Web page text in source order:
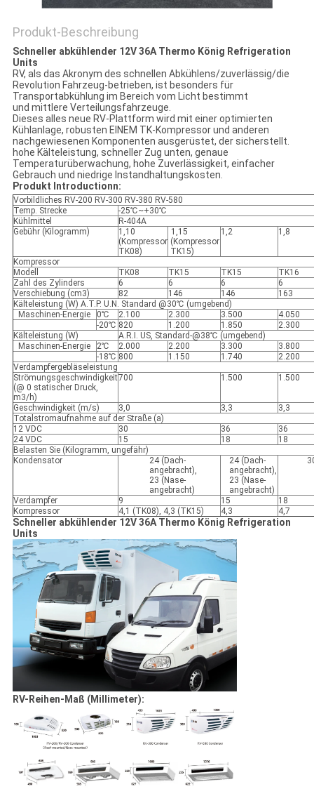
Produkt-Beschreibung
Schneller abkühlender 12V 36A Thermo König Refrigeration
Units
RV, als das Akronym des schnellen Abkühlens/zuverlässig/die
Revolution Fahrzeug-betrieben, ist besonders für
Transportabkühlung im Bereich vom Licht bestimmt
und mittlere Verteilungsfahrzeuge.
Dieses alles neue RV-Plattform wird mit einer optimierten
Kühlanlage, robusten EINEM TK-Kompressor und anderen
nachgewiesenen Komponenten ausgerüstet, der sicherstellt.
hohe Kälteleistung, schneller Zug unten, genaue
Temperaturüberwachung, hohe Zuverlässigkeit, einfacher
Gebrauch und niedrige Instandhaltungskosten.
Produkt Introductionn:
Vorbildliches RV-200 RV-300 RV-380 RV-580
Temp. Strecke
-25℃~+30℃
Kühlmittel
R-404A
Gebühr (Kilogramm)
1,10
(Kompressor
TK08)
1,15
(Kompressor
TK15)
1,2 1,8
Kompressor
Modell
TK08 TK15 TK15
TK16
Zahl des Zylinders
6 6 6
6
Verschiebung (cm3)
82 146 146
163
Kälteleistung (W) A.T.P. U.N. Standard @30℃ (umgebend)
Maschinen-Energie
0℃ 2.100 2.300 3.500
4.050
-20℃ 820 1.200 1.850
2.300
Kälteleistung (W)
A.R.I. US, Standard-@38℃ (umgebend)
Maschinen-Energie
2℃ 2.000 2.200 3.300
3.800
-18℃ 800 1.150 1.740
2.200
Verdampfergebläseleistung
Strömungsgeschwindigkeit
(@ 0 statischer Druck,
m3/h)
700 1.500 1.500
Geschwindigkeit (m/s) 3,0 3,3
3,3
Totalstromaufnahme auf der Straße (a)
12 VDC
30 36
36
24 VDC
15 18
18
Belasten Sie (Kilogramm, ungefähr)
Kondensator
24 (Dach-
angebracht),
23 (Nase-
angebracht)
24 (Dach-
angebracht),
23 (Nase-
angebracht)
Verdampfer 9 15
18
Kompressor
4,1 (TK08), 4,3 (TK15) 4,3 4,7
Schneller abkühlender 12V 36A Thermo König Refrigeration
Units
RV-Reihen-Maß (Millimeter):